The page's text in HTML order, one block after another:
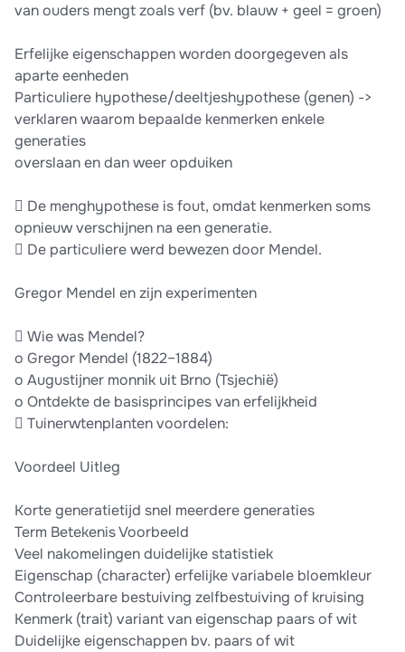
van ouders mengt zoals verf (bv. blauw + geel = groen)
Erfelijke eigenschappen worden doorgegeven als
aparte eenheden
Particuliere hypothese/deeltjeshypothese (genen) ->
verklaren waarom bepaalde kenmerken enkele
generaties
overslaan en dan weer opduiken
 De menghypothese is fout, omdat kenmerken soms
opnieuw verschijnen na een generatie.
 De particuliere werd bewezen door Mendel.
Gregor Mendel en zijn experimenten
 Wie was Mendel?
o Gregor Mendel (1822–1884)
o Augustijner monnik uit Brno (Tsjechië)
o Ontdekte de basisprincipes van erfelijkheid
 Tuinerwtenplanten voordelen:
Voordeel Uitleg
Korte generatietijd snel meerdere generaties
Term Betekenis Voorbeeld
Veel nakomelingen duidelijke statistiek
Eigenschap (character) erfelijke variabele bloemkleur
Controleerbare bestuiving zelfbestuiving of kruising
Kenmerk (trait) variant van eigenschap paars of wit
Duidelijke eigenschappen bv. paars of wit